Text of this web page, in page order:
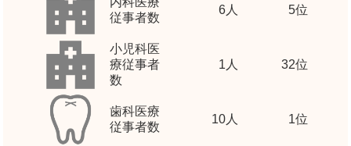
従事者数
6人 5位
小児科医
療従事者
数
1 人 32位
歯科医療
従事者数
10人 1位